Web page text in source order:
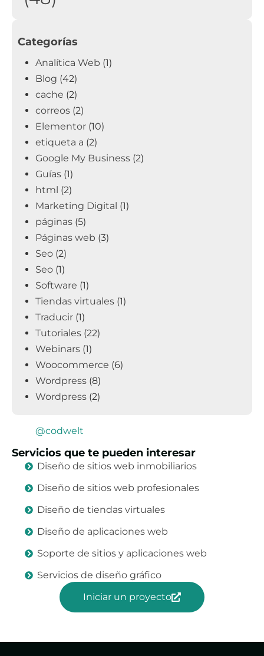
Categorías
Analítica Web (1)
Blog (42)
cache (2)
correos (2)
Elementor (10)
etiqueta a (2)
Google My Business (2)
Guías (1)
html (2)
Marketing Digital (1)
páginas (5)
Páginas web (3)
Seo (2)
Seo (1)
Software (1)
Tiendas virtuales (1)
Traducir (1)
Tutoriales (22)
Webinars (1)
Woocommerce (6)
Wordpress (8)
Wordpress (2)
@codwelt
Servicios que te pueden interesar
Diseño de sitios web inmobiliarios
Diseño de sitios web profesionales
Diseño de tiendas virtuales
Diseño de aplicaciones web
Soporte de sitios y aplicaciones web
Servicios de diseño gráfico
Iniciar un proyecto